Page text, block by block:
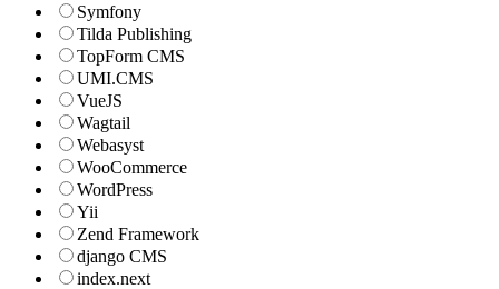
Symfony
Tilda Publishing
TopForm CMS
UMI.CMS
VueJS
Wagtail
Webasyst
WooCommerce
WordPress
Yii
Zend Framework
django CMS
index.next